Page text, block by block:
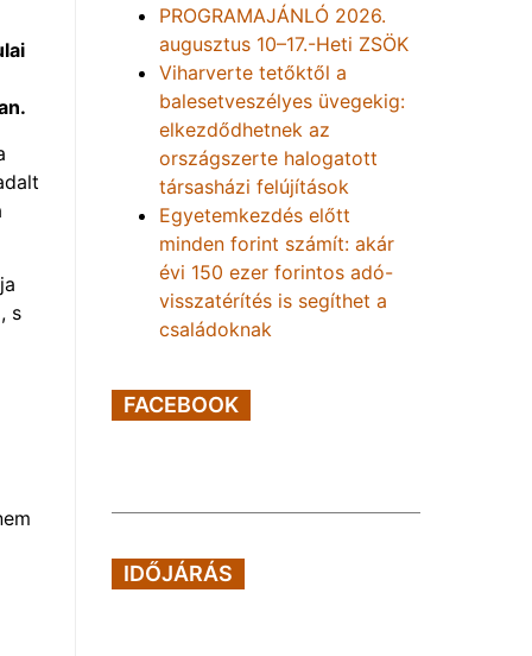
s
PROGRAMAJÁNLÓ 2026.
augusztus 10–17.-Heti ZSÖK
Viharverte tetőktől a
balesetveszélyes üvegekig:
elkezdődhetnek az
országszerte halogatott
társasházi felújítások
Egyetemkezdés előtt
minden forint számít: akár
évi 150 ezer forintos adó-
visszatérítés is segíthet a
családoknak
FACEBOOK
IDŐJÁRÁS